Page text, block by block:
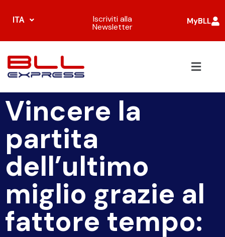
ITA Iscriviti alla
Newsletter
MyBLL
Vincere la
partita
dell’ultimo
miglio grazie al
fattore tempo: